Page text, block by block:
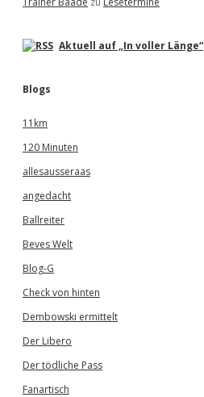
Aktuell auf „In voller Länge“
Blogs
11km
120 Minuten
allesausseraas
angedacht
Ballreiter
Beves Welt
Blog-G
Check von hinten
Dembowski ermittelt
Der Libero
Der tödliche Pass
Fanartisch